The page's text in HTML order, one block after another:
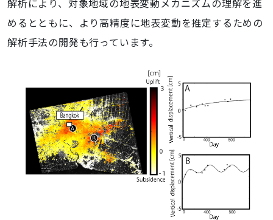
めるとともに、より高精度に地表変動を推定するための
解析手法の開発も行っています。